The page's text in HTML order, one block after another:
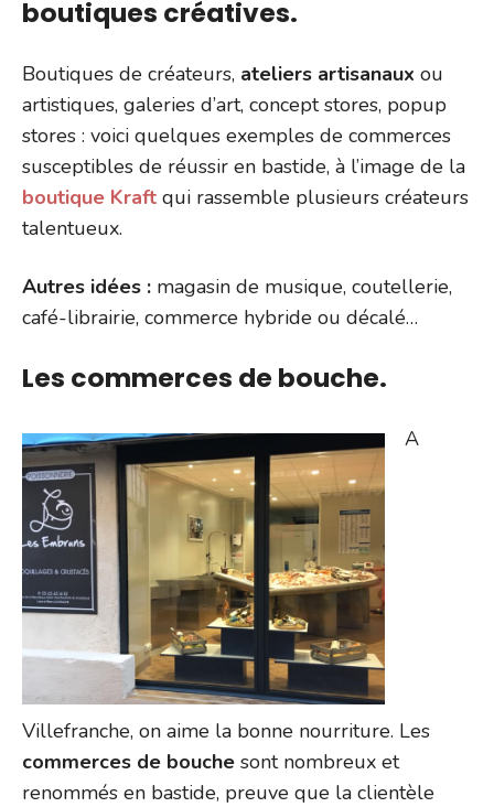
boutiques créatives.
Boutiques de créateurs, ateliers artisanaux ou
artistiques, galeries d’art, concept stores, popup
stores : voici quelques exemples de commerces
susceptibles de réussir en bastide, à l’image de la
boutique Kraft qui rassemble plusieurs créateurs
talentueux.
Autres idées : magasin de musique, coutellerie,
café-librairie, commerce hybride ou décalé…
Les commerces de bouche.
A
Villefranche, on aime la bonne nourriture. Les
commerces de bouche sont nombreux et
renommés en bastide, preuve que la clientèle